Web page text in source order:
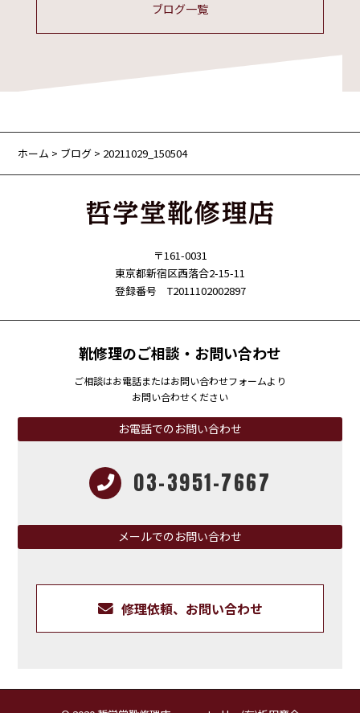
ブログ一覧
ホーム > ブログ > 20211029_150504
〒161-0031
東京都新宿区西落合2-15-11
登録番号 T2011102002897
靴修理のご相談・お問い合わせ
ご相談はお電話またはお問い合わせフォームより
お問い合わせください
お電話でのお問い合わせ
03-3951-7667
メールでのお問い合わせ
修理依頼、お問い合わせ